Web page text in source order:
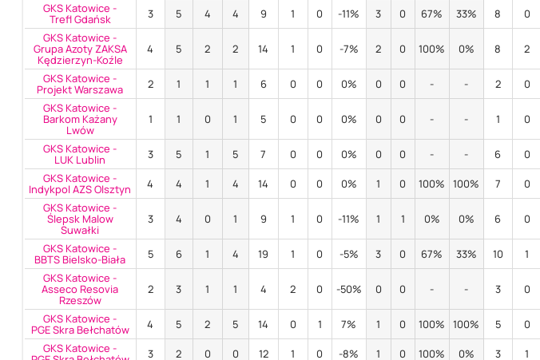
GKS Katowice -
Trefl Gdańsk 3 5 4 4 9 1 0 -11% 3 0 67% 33% 8 0
GKS Katowice -
Grupa Azoty ZAKSA
Kędzierzyn-Koźle
4 5 2 2 14 1 0 -7% 2 0 100% 0% 8 2
GKS Katowice -
Projekt Warszawa 2 1 1 1 6 0 0 0% 0 0 - - 2 0
GKS Katowice -
Barkom Każany
Lwów
1 1 0 1 5 0 0 0% 0 0 - - 1 0
GKS Katowice -
LUK Lublin 3 5 1 5 7 0 0 0% 0 0 - - 6 0
GKS Katowice -
Indykpol AZS Olsztyn 4 4 1 4 14 0 0 0% 1 0 100% 100% 7 0
GKS Katowice -
Ślepsk Malow
Suwałki
3 4 0 1 9 1 0 -11% 1 1 0% 0% 6 0
GKS Katowice -
BBTS Bielsko-Biała 5 6 1 4 19 1 0 -5% 3 0 67% 33% 10 1
GKS Katowice -
Asseco Resovia
Rzeszów
2 3 1 1 4 2 0 -50% 0 0 - - 3 0
GKS Katowice -
PGE Skra Bełchatów 4 5 2 5 14 0 1 7% 1 0 100% 100% 5 0
GKS Katowice -
3 2 0 0 12 1 0 -8% 1 0 100% 0% 3 1